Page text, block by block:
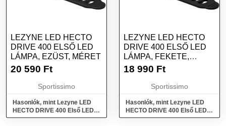
LEZYNE LED HECTO
DRIVE 400 ELSŐ LED
LÁMPA, EZÜST, MÉRET
20 590 Ft
Sportissimo
Hasonlók, mint Lezyne LED
HECTO DRIVE 400 Első LED
lámpa, ezüst, méret
LEZYNE LED HECTO
DRIVE 400 ELSŐ LED
LÁMPA, FEKETE,
MÉRET
18 990 Ft
Sportissimo
Hasonlók, mint Lezyne LED
HECTO DRIVE 400 Első LED
lámpa, fekete, méret